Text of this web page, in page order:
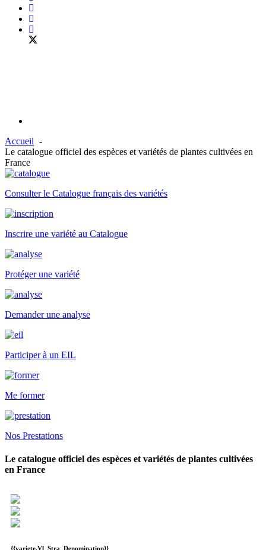
Accueil
Le catalogue officiel des espèces et variétés de plantes cultivées en
France
Consulter le Catalogue français des variétés
Inscrire une variété au Catalogue
Protéger une variété
Demander une analyse
Participer à un EIL
Me former
Nos Prestations
Le catalogue officiel des espèces et variétés de plantes cultivées
en France
{{variete.Vl_Stra_Denomination}}